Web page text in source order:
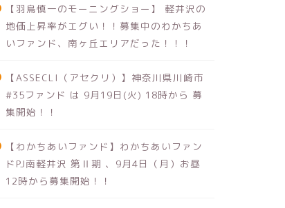
【羽鳥慎一のモーニングショー】 軽井沢の
地価上昇率がエグい！！募集中のわかちあ
いファンド、南ヶ丘エリアだった！！！
【ASSECLI（アセクリ）】神奈川県川崎市
#35ファンド は 9月19日(火) 18時から 募
集開始！！
【わかちあいファンド】わかちあいファン
ドPJ南軽井沢 第Ⅱ期 、9月4日（月）お昼
12時から募集開始！！